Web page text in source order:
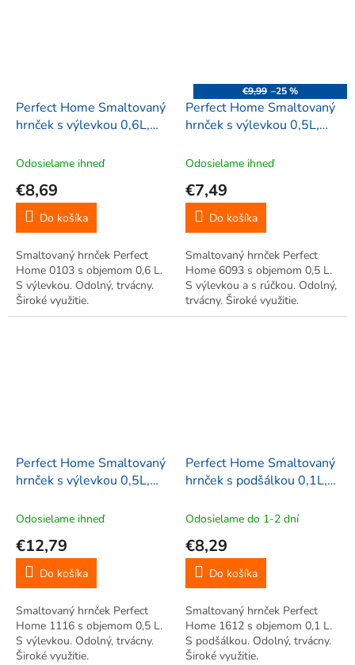
Perfect Home Smaltovaný
hrnček s výlevkou 0,6L,
Odosielame ihneď
€8,69
Do košíka
Smaltovaný hrnček Perfect
Home 0103 s objemom 0,6 L.
S výlevkou. Odolný, trvácny.
Široké využitie.
€9,99 –25 %
Perfect Home Smaltovaný
hrnček s výlevkou 0,5L,
Odosielame ihneď
€7,49
Do košíka
Smaltovaný hrnček Perfect
Home 6093 s objemom 0,5 L.
S výlevkou a s rúčkou. Odolný,
trvácny. Široké využitie.
Perfect Home Smaltovaný
hrnček s výlevkou 0,5L,
Odosielame ihneď
€12,79
Do košíka
Smaltovaný hrnček Perfect
Home 1116 s objemom 0,5 L.
S výlevkou. Odolný, trvácny.
Široké využitie.
Perfect Home Smaltovaný
hrnček s podšálkou 0,1L,
Odosielame do 1-2 dní
€8,29
Do košíka
Smaltovaný hrnček Perfect
Home 1612 s objemom 0,1 L.
S podšálkou. Odolný, trvácny.
Široké využitie.